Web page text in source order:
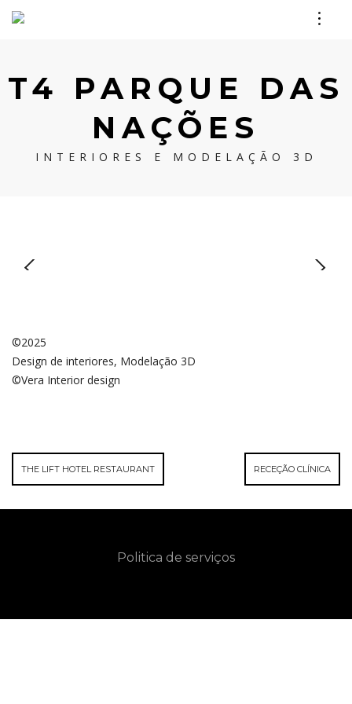
T4 PARQUE DAS
NAÇÕES
INTERIORES E MODELAÇÃO 3D
©2025
Design de interiores, Modelação 3D
©Vera Interior design
THE LIFT HOTEL RESTAURANT RECEÇÃO CLÍNICA
Politica de serviços